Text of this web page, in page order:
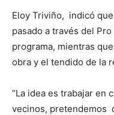
Eloy Triviño, indicó
pasado a través del
programa, mientras
obra y el tendido de la
“La idea es trabajar en
vecinos, pretendemos